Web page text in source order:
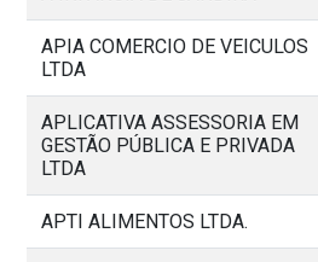
APIA COMERCIO DE VEICULOS
LTDA
APLICATIVA ASSESSORIA EM
GESTÃO PÚBLICA E PRIVADA
LTDA
APTI ALIMENTOS LTDA.